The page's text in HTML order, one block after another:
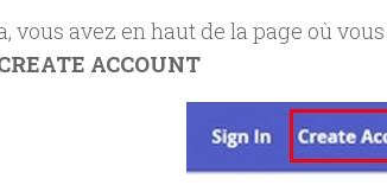
vous avez en haut de la page où
ACCOUNT